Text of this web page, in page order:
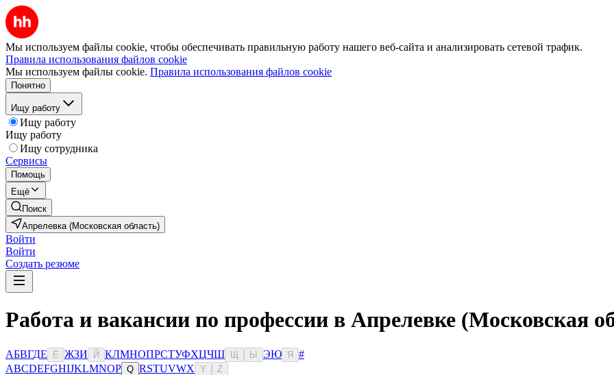
Мы используем файлы cookie, чтобы обеспечивать правильную работу нашего веб-сайта и анализировать сетевой трафик.
Правила использования файлов cookie
Мы используем файлы cookie. Правила использования файлов cookie
Понятно
Ищу работу
Ищу работу
Ищу работу
Ищу сотрудника
Сервисы
Помощь
Ещё
Поиск
Апрелевка (Московская область)
Войти
Войти
Создать резюме
Работа и вакансии по профессии в Апрелевке (Московская
АБВГДЕ Ё ЖЗИ Й КЛМНОПРСТУФХЦЧШ Ы ЭЮ Я
#
ABCDEFGHIJKLMNOP Q RSTUVWX Y Z